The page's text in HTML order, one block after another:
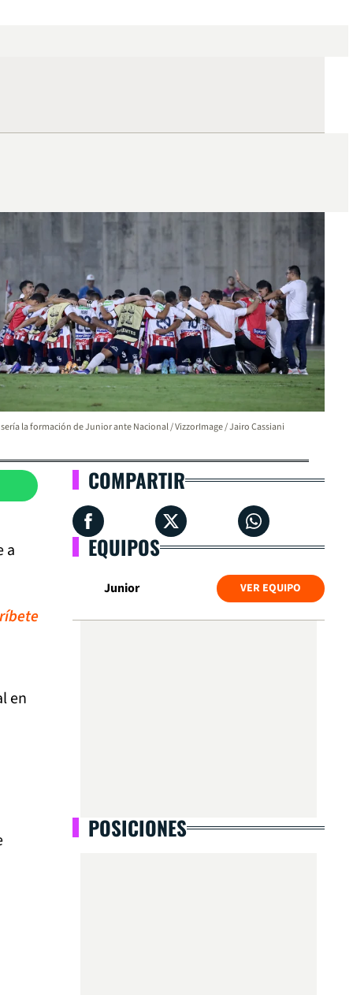
sería la formación de Junior ante Nacional / VizzorImage / Jairo Cassiani
a
en
COMPARTIR
EQUIPOS
Junior VER EQUIPO
POSICIONES